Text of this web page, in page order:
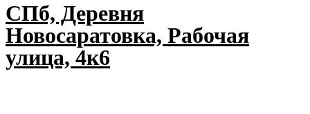
СПб, Деревня
Новосаратовка, Рабочая
улица, 4к6